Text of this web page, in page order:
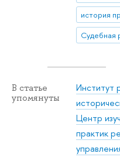
история
Судебная
В статье
упомянуты
Институт
Центр
практик